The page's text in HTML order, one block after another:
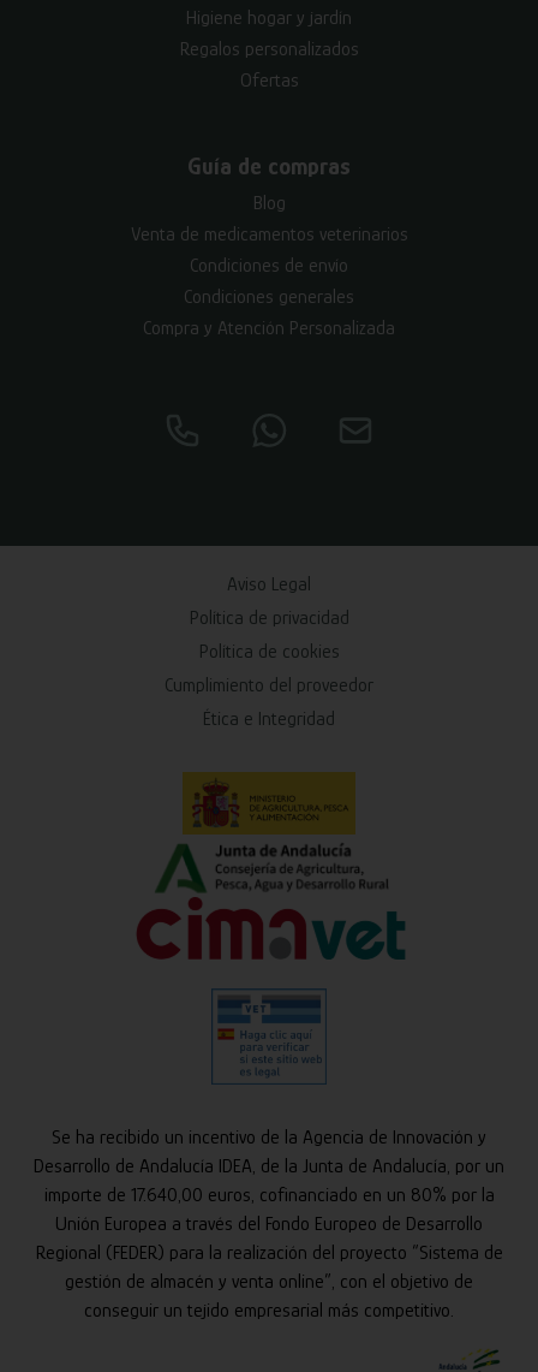
Higiene hogar y jardín
Regalos personalizados
Ofertas
Guía de compras
Blog
Venta de medicamentos veterinarios
Condiciones de envío
Condiciones generales
Compra y Atención Personalizada
Aviso Legal
Política de privacidad
Política de cookies
Cumplimiento del proveedor
Ética e Integridad
Se ha recibido un incentivo de la Agencia de Innovación y
Desarrollo de Andalucía IDEA, de la Junta de Andalucía, por un
importe de 17.640,00 euros, cofinanciado en un 80% por la
Unión Europea a través del Fondo Europeo de Desarrollo
Regional (FEDER) para la realización del proyecto “Sistema de
gestión de almacén y venta online”, con el objetivo de
conseguir un tejido empresarial más competitivo.